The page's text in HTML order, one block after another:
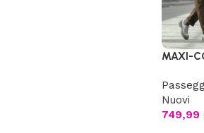
MAXI-
Nuovi
749,99